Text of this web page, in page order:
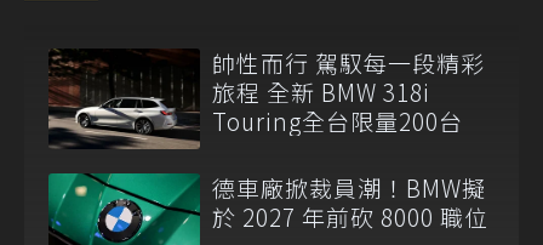
帥性而行 駕馭每一段精彩
旅程 全新 BMW 318i
Touring全台限量200台
德車廠掀裁員潮！BMW擬
於 2027 年前砍 8000 職位